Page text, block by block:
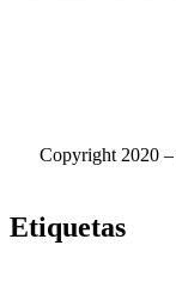
Copyright 2020 –
Etiquetas